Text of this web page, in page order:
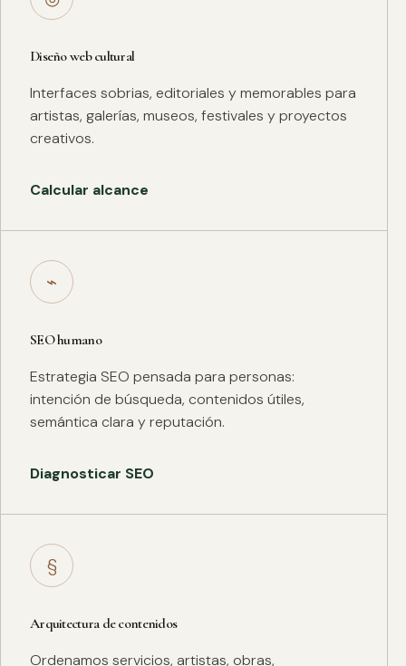
Diseño web cultural
Interfaces sobrias, editoriales y memorables para
artistas, galerías, museos, festivales y proyectos
creativos.
Calcular alcance
⌁
SEO humano
Estrategia SEO pensada para personas:
intención de búsqueda, contenidos útiles,
semántica clara y reputación.
Diagnosticar SEO
§
Arquitectura de contenidos
Ordenamos servicios, artistas, obras,